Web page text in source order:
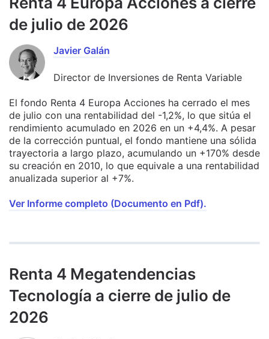
de julio de 2026
Javier Galán
Director de Inversiones de Renta Variable
El fondo Renta 4 Europa Acciones ha cerrado el mes
de julio con una rentabilidad del -1,2%, lo que sitúa el
rendimiento acumulado en 2026 en un +4,4%. A pesar
de la corrección puntual, el fondo mantiene una sólida
trayectoria a largo plazo, acumulando un +170% desde
su creación en 2010, lo que equivale a una rentabilidad
anualizada superior al +7%.
Ver Informe completo (Documento en Pdf).
Renta 4 Megatendencias
Tecnología a cierre de julio de
2026